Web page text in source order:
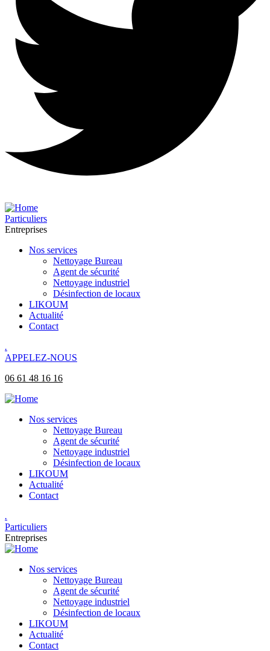
Particuliers
Entreprises
Nos services
Nettoyage Bureau​
Agent de sécurité
Nettoyage industriel
Désinfection de locaux
LIKOUM
Actualité
Contact
.
APPELEZ-NOUS
06 61 48 16 16
Nos services
Nettoyage Bureau​
Agent de sécurité
Nettoyage industriel
Désinfection de locaux
LIKOUM
Actualité
Contact
.
Particuliers
Entreprises
Nos services
Nettoyage Bureau​
Agent de sécurité
Nettoyage industriel
Désinfection de locaux
LIKOUM
Actualité
Contact